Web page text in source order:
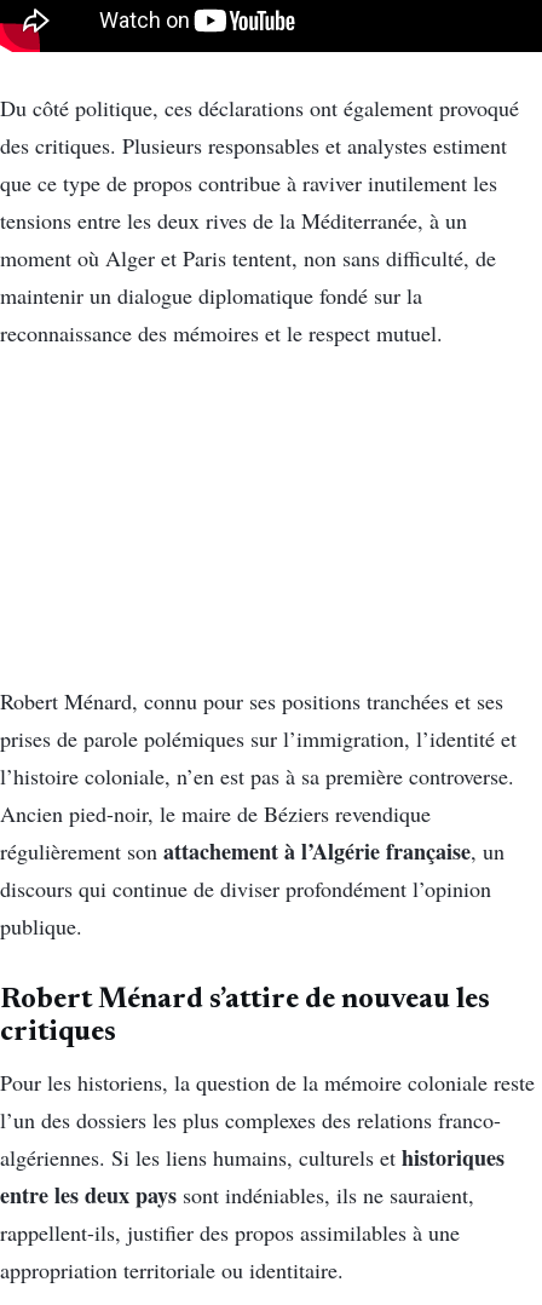
Du côté politique, ces déclarations ont également provoqué
des critiques. Plusieurs responsables et analystes estiment
que ce type de propos contribue à raviver inutilement les
tensions entre les deux rives de la Méditerranée, à un
moment où Alger et Paris tentent, non sans difficulté, de
maintenir un dialogue diplomatique fondé sur la
reconnaissance des mémoires et le respect mutuel.
Robert Ménard, connu pour ses positions tranchées et ses
prises de parole polémiques sur l’immigration, l’identité et
l’histoire coloniale, n’en est pas à sa première controverse.
Ancien pied-noir, le maire de Béziers revendique
régulièrement son attachement à l’Algérie française, un
discours qui continue de diviser profondément l’opinion
publique.
Robert Ménard s’attire de nouveau les
critiques
Pour les historiens, la question de la mémoire coloniale reste
l’un des dossiers les plus complexes des relations franco-
algériennes. Si les liens humains, culturels et historiques
entre les deux pays sont indéniables, ils ne sauraient,
rappellent-ils, justifier des propos assimilables à une
appropriation territoriale ou identitaire.